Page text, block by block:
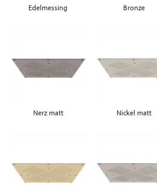
Edelmessing Bronze
Nerz matt Nickel matt